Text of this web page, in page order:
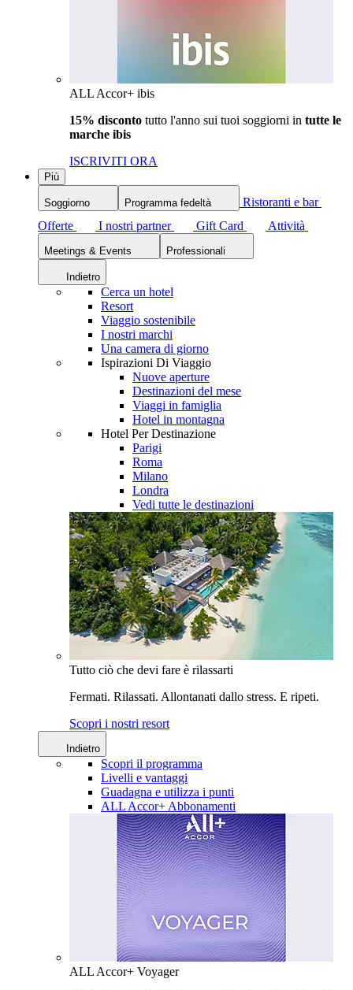
ALL Accor+ ibis
15% disconto tutto l'anno sui tuoi soggiorni in tutte le
marche ibis
ISCRIVITI ORA
Più
Soggiorno Programma fedeltà
Ristoranti e bar
Offerte
I nostri partner Gift Card Attività
Meetings & Events Professionali
Indietro
Cerca un hotel
Resort
Viaggio sostenibile
I nostri marchi
Una camera di giorno
Ispirazioni Di Viaggio
Nuove aperture
Destinazioni del mese
Viaggi in famiglia
Hotel in montagna
Hotel Per Destinazione
Parigi
Roma
Milano
Londra
Vedi tutte le destinazioni
Tutto ciò che devi fare è rilassarti
Fermati. Rilassati. Allontanati dallo stress. E ripeti.
Scopri i nostri resort
Indietro
Scopri il programma
Livelli e vantaggi
Guadagna e utilizza i punti
ALL Accor+ Abbonamenti
ALL Accor+ Voyager